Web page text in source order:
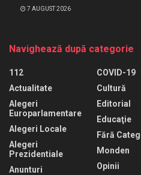
7 AUGUST 2026
Navighează după categorie
112
Actualitate
Alegeri
Europarlamentare
Alegeri Locale
Alegeri
Prezidentiale
Anunturi
COVID-19
Cultură
Editorial
Educaţie
Fără
Monden
Opinii